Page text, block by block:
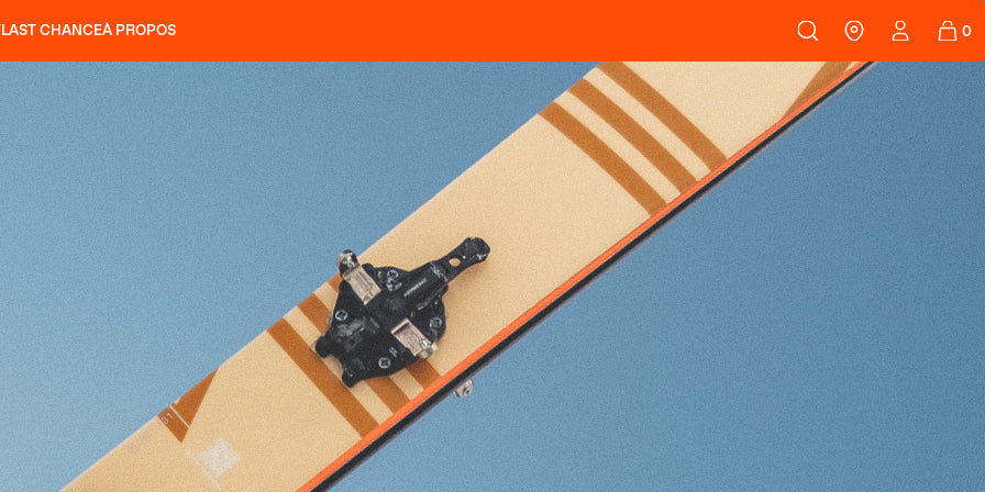
104 LITE
SLAP 112
SLAP 92 SLAP 92
UBAC 102 UBAC 108
COUTEAUX
PEAUX
LAST CHANCEÀ PROPOS
RECHERCHER